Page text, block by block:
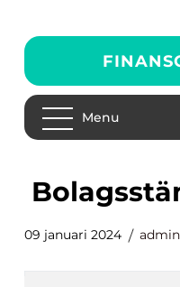
Menu
09 januari 2024 admin